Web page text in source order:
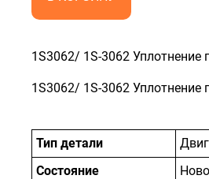
1S3062/ 1S-3062 Уплотнение
1S3062/ 1S-3062 Уплотнение
Тип детали
Состояние